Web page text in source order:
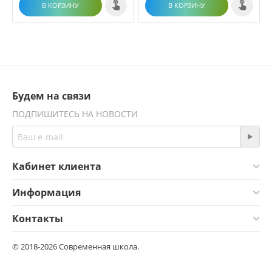
В КОРЗИНУ В КОРЗИНУ
Будем на связи
ПОДПИШИТЕСЬ НА НОВОСТИ
Кабинет клиента
Информация
Контакты
© 2018-2026 Современная школа.